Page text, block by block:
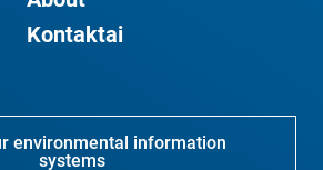
Kontaktai
environmental information
systems